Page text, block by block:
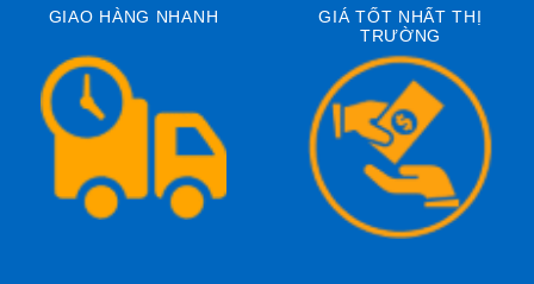
GIAO HÀNG NHANH
GIÁ TỐT NHẤT THỊ
TRƯỜNG